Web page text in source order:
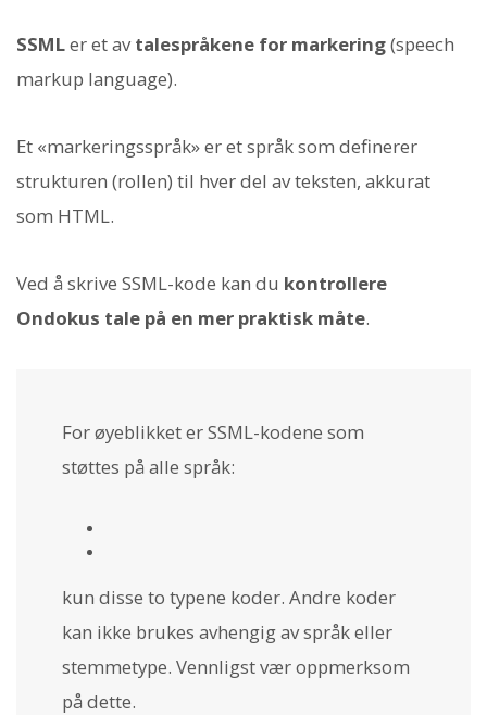
SSMLer et avtalespråkene for markering(speech
markup language).
Et «markeringsspråk» er et språk som definerer
strukturen (rollen) til hver del av teksten, akkurat
som HTML.
Ved å skrive SSML-kode kan du kontrollere
Ondokus tale på en mer praktisk måte.
For øyeblikket er SSML-kodene som
støttes på alle språk:
kun disse to typene koder. Andre koder
kan ikke brukes avhengig av språk eller
stemmetype. Vennligst vær oppmerksom
på dette.